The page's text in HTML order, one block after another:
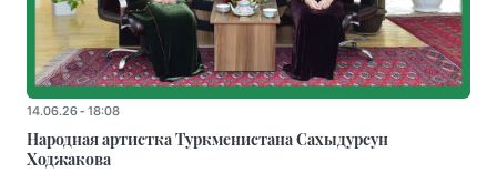
14.06.26 - 18:08
Народная артистка Туркменистана Сахыдурсун
Ходжакова